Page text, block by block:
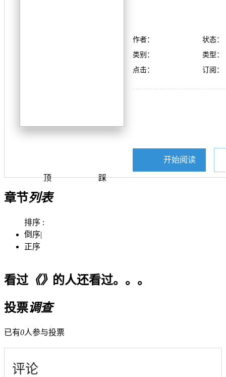
顶 踩
作者：
状态：
类别：
类型：
点击：
订阅：
开始阅读
章节列表
排序 :
倒序|
正序
看过《》 的人还看过。。。
投票调查
已有0人参与投票
评论